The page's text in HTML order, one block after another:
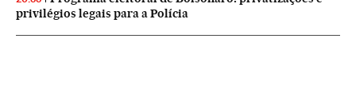
privilégios legais para a Polícia